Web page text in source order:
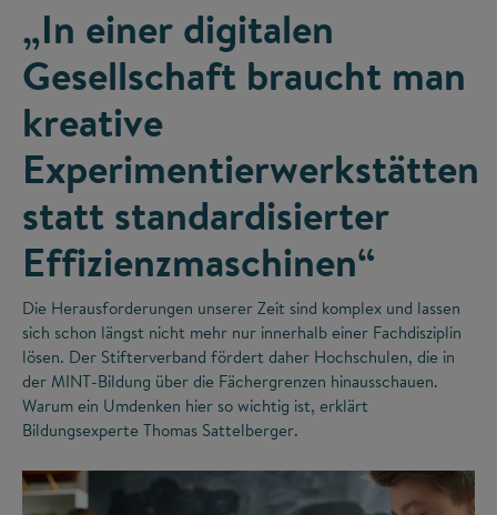
„In einer digitalen
Gesellschaft braucht man
kreative
Experimentierwerkstätten
statt standardisierter
Effizienzmaschinen“
Die Herausforderungen unserer Zeit sind komplex und lassen
sich schon längst nicht mehr nur innerhalb einer Fachdisziplin
lösen. Der Stifterverband fördert daher Hochschulen, die in
der MINT-Bildung über die Fächergrenzen hinausschauen.
Warum ein Umdenken hier so wichtig ist, erklärt
Bildungsexperte Thomas Sattelberger.